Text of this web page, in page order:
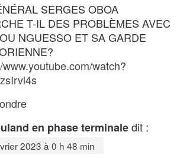
SERGES OBOA
T-IL DES PROBLÈMES AVEC
NGUESSO ET SA GARDE
watch?
en phase terminaledit :
2023 à 0 h 48 min